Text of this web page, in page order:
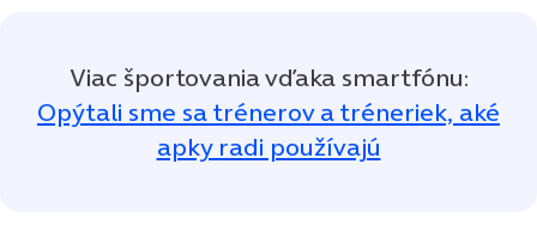
Viac športovania vďaka smartfónu:
Opýtali sme sa trénerov a tréneriek, aké
apky radi používajú